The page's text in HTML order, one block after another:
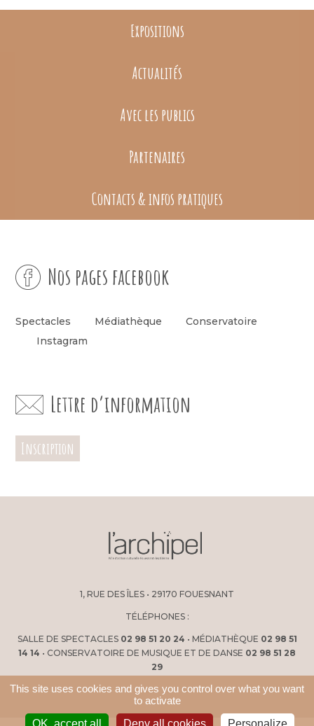
Expositions
Actualités
Avec les publics
Partenaires
Contacts & infos pratiques
Nos pages facebook
Spectacles Médiathèque
Conservatoire
Instagram
Lettre d’information
Inscription
1, RUE DES ÎLES • 29170 FOUESNANT
TÉLÉPHONES :
SALLE DE SPECTACLES 02 98 51 20 24 • MÉDIATHÈQUE 02 98 51
14 14 • CONSERVATOIRE DE MUSIQUE ET DE DANSE 02 98 51 28
29
This site uses cookies and gives you control over what you want
to activate
OK, accept all
Deny all cookies Personalize